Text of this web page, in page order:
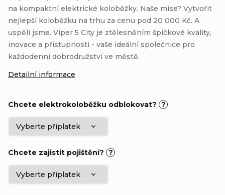
Chcete elektrokoloběžku odblokovat? ?
Chcete zajistit pojištění? ?
na kompaktní elektrické koloběžky. Naše mise? Vytvořit
nejlepší koloběžku na trhu za cenu pod 20 000 Kč. A
uspěli jsme. Viper 5 City je ztělesněním špičkové kvality,
inovace a přístupnosti - vaše ideální společnice pro
každodenní dobrodružství ve městě.
Detailní informace